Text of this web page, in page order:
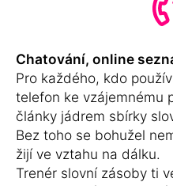
Chatování, online
Pro každého, kdo
telefon ke vzájemnému
články jádrem sbírky
Bez toho se bohužel
žijí ve vztahu na dálku.
Trenér slovní zásoby ti